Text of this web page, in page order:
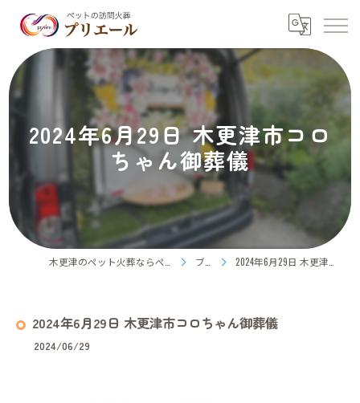
2024年6月29日 木更津市コロ
ちゃん御葬儀
ブログ 2024年6月29日 木更津市コロちゃん御葬儀
2024年6月29日 木更津市コロちゃん御葬儀
2024/06/29